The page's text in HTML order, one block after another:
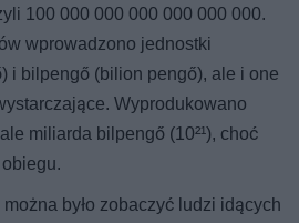
100 000 000 000 000 000 000.
wprowadzono jednostki
i bilpengő (bilion pengő), ale i one
Wyprodukowano
miliarda bilpengő (10²¹), choć
było zobaczyć ludzi idących